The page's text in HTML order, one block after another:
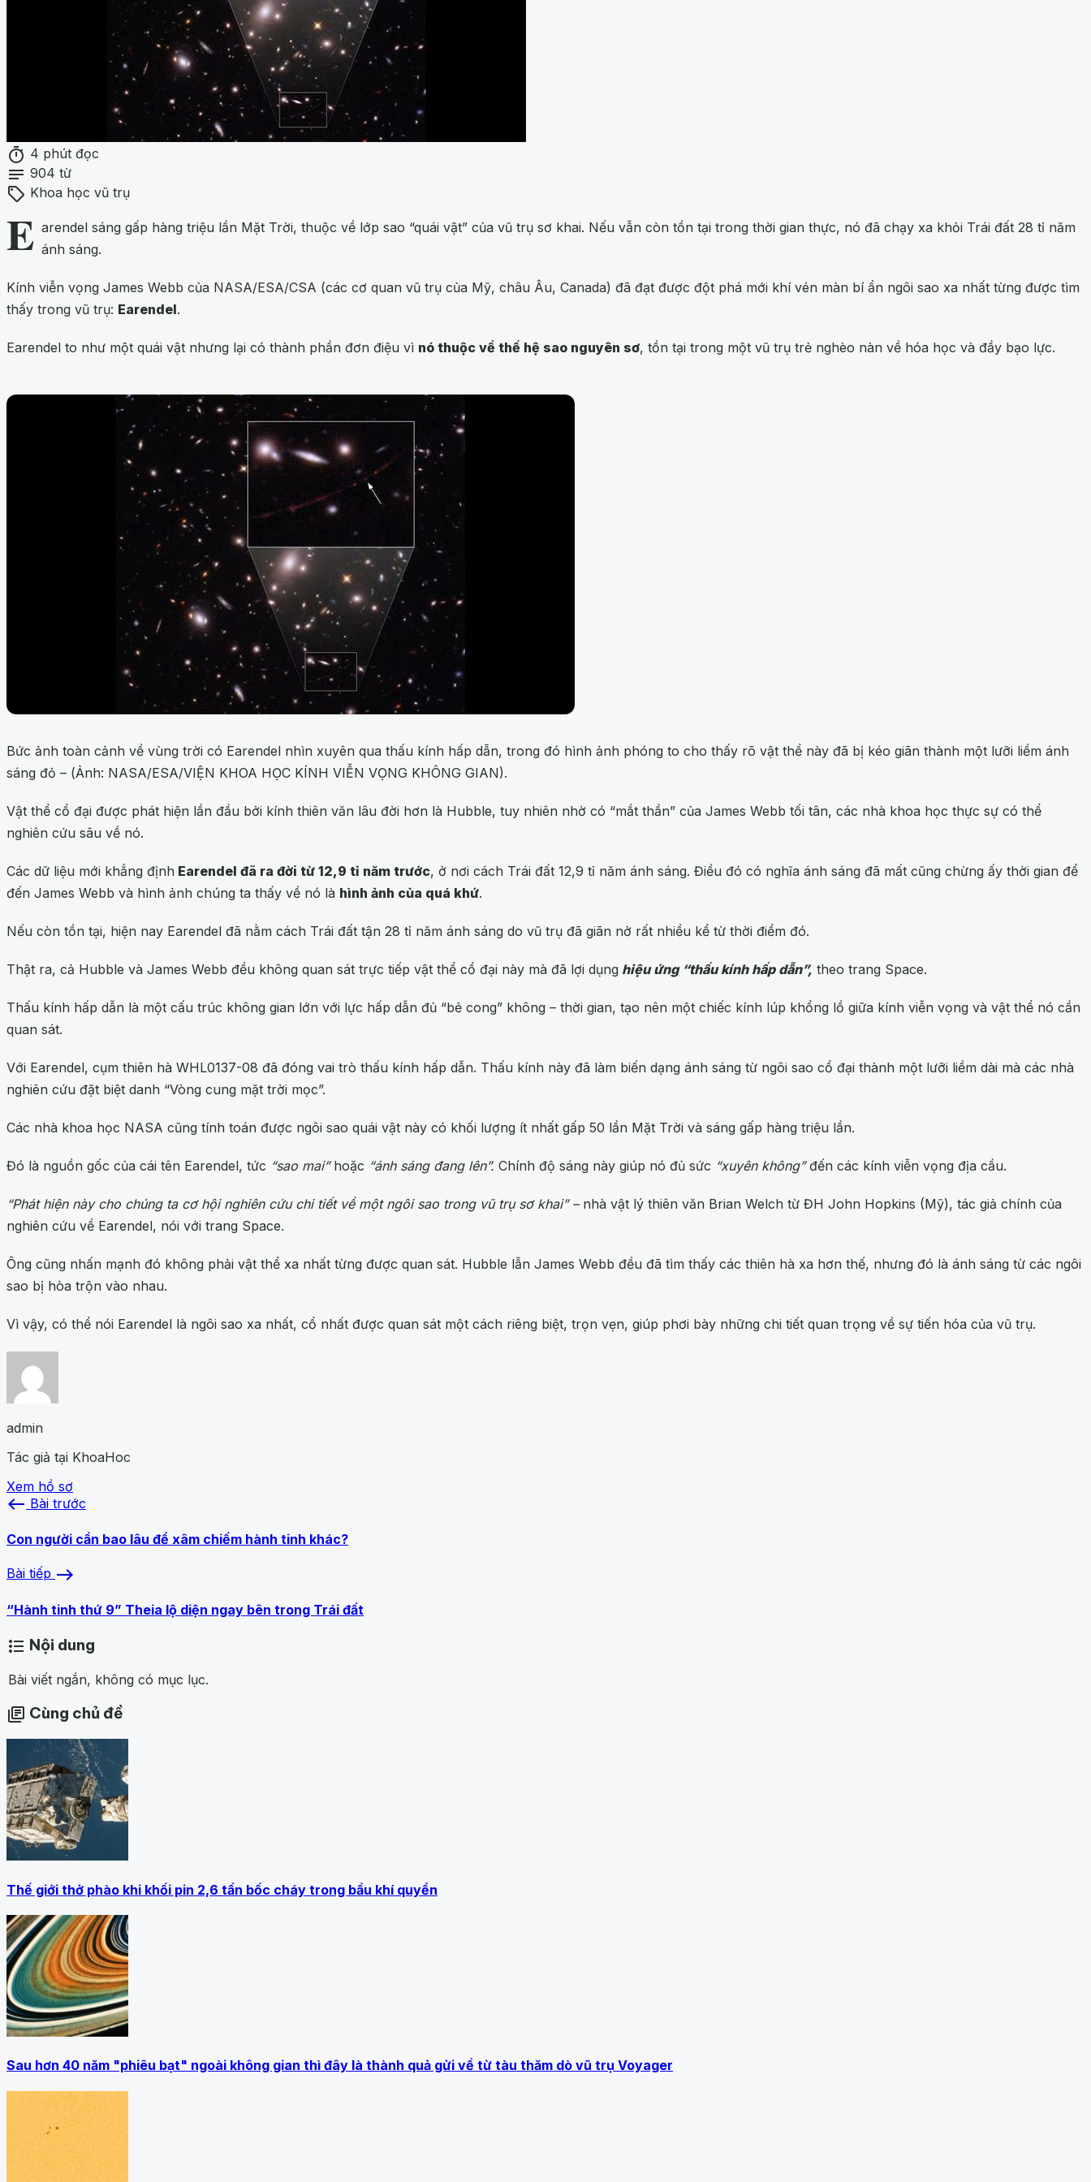
timer 4 phút đọc
notes 904 từ
sell Khoa học vũ trụ
E arendel sáng gấp hàng triệu lần Mặt Trời, thuộc về lớp sao “quái vật” của vũ trụ sơ khai. Nếu vẫn còn tồn tại trong thời gian thực, nó đã chạy xa khỏi Trái đất 28 tỉ năm
ánh sáng.
Kính viễn vọng James Webb của NASA/ESA/CSA (các cơ quan vũ trụ của Mỹ, châu Âu, Canada) đã đạt được đột phá mới khí vén màn bí ẩn ngôi sao xa nhất từng được tìm
thấy trong vũ trụ: Earendel.
Earendel to như một quái vật nhưng lại có thành phần đơn điệu vì nó thuộc về thế hệ sao nguyên sơ, tồn tại trong một vũ trụ trẻ nghèo nàn về hóa học và đầy bạo lực.
Bức ảnh toàn cảnh về vùng trời có Earendel nhìn xuyên qua thấu kính hấp dẫn, trong đó hình ảnh phóng to cho thấy rõ vật thể này đã bị kéo giãn thành một lưỡi liềm ánh
sáng đỏ – (Ảnh: NASA/ESA/VIỆN KHOA HỌC KÍNH VIỄN VỌNG KHÔNG GIAN).
Vật thể cổ đại được phát hiện lần đầu bởi kính thiên văn lâu đời hơn là Hubble, tuy nhiên nhờ có “mắt thần” của James Webb tối tân, các nhà khoa học thực sự có thể
nghiên cứu sâu về nó.
Các dữ liệu mới khẳng định Earendel đã ra đời từ 12,9 tỉ năm trước, ở nơi cách Trái đất 12,9 tỉ năm ánh sáng. Điều đó có nghĩa ánh sáng đã mất cũng chừng ấy thời gian để
đến James Webb và hình ảnh chúng ta thấy về nó là hình ảnh của quá khứ.
Nếu còn tồn tại, hiện nay Earendel đã nằm cách Trái đất tận 28 tỉ năm ánh sáng do vũ trụ đã giãn nở rất nhiều kể từ thời điểm đó.
Thật ra, cả Hubble và James Webb đều không quan sát trực tiếp vật thể cổ đại này mà đã lợi dụng hiệu ứng “thấu kính hấp dẫn”, theo trang Space.
Thấu kính hấp dẫn là một cấu trúc không gian lớn với lực hấp dẫn đủ “bẻ cong” không – thời gian, tạo nên một chiếc kính lúp khổng lồ giữa kính viễn vọng và vật thể nó cần
quan sát.
Với Earendel, cụm thiên hà WHL0137-08 đã đóng vai trò thấu kính hấp dẫn. Thấu kính này đã làm biến dạng ánh sáng từ ngôi sao cổ đại thành một lưỡi liềm dài mà các nhà
nghiên cứu đặt biệt danh “Vòng cung mặt trời mọc”.
Các nhà khoa học NASA cũng tính toán được ngôi sao quái vật này có khối lượng ít nhất gấp 50 lần Mặt Trời và sáng gấp hàng triệu lần.
Đó là nguồn gốc của cái tên Earendel, tức “sao mai”hoặc “ánh sáng đang lên”. Chính độ sáng này giúp nó đủ sức “xuyên không”đến các kính viễn vọng địa cầu.
“Phát hiện này cho chúng ta cơ hội nghiên cứu chi tiết về một ngôi sao trong vũ trụ sơ khai” –nhà vật lý thiên văn Brian Welch từ ĐH John Hopkins (Mỹ), tác giả chính của
nghiên cứu về Earendel, nói với trang Space.
Ông cũng nhấn mạnh đó không phải vật thể xa nhất từng được quan sát. Hubble lẫn James Webb đều đã tìm thấy các thiên hà xa hơn thế, nhưng đó là ánh sáng từ các ngôi
sao bị hòa trộn vào nhau.
Vì vậy, có thể nói Earendel là ngôi sao xa nhất, cổ nhất được quan sát một cách riêng biệt, trọn vẹn, giúp phơi bày những chi tiết quan trọng về sự tiến hóa của vũ trụ.
admin
Tác giả tại KhoaHoc
Xem hồ sơ
west Bài trước
Con người cần bao lâu để xâm chiếm hành tinh khác?
Bài tiếp east
“Hành tinh thứ 9” Theia lộ diện ngay bên trong Trái đất
format_list_bulleted Nội dung
Bài viết ngắn, không có mục lục.
library_books Cùng chủ đề
Thế giới thở phào khi khối pin 2,6 tấn bốc cháy trong bầu khí quyển
Sau hơn 40 năm "phiêu bạt" ngoài không gian thì đây là thành quả gửi về từ tàu thăm dò vũ trụ Voyager